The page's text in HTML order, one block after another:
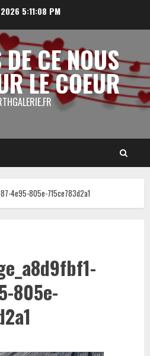
5:11:09 PM
CE NOUS
LE COEUR
4e95-805e-715ce783d2a1
805e-